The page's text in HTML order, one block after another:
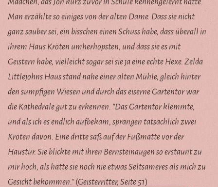
Man erzählte so einiges von der alten Dame. Dass sie nicht
ganz sauber sei, ein bisschen einen Schuss habe, dass überall in
ihrem Haus Kröten umherhopsten, und dass sie es mit
Geistern habe, vielleicht sogar sei sie ja eine echte Hexe. Zelda
Littlejohns Haus stand nahe einer alten Mühle, gleich hinter
den sumpfigen Wiesen und durch das eiserne Gartentor war
die Kathedrale gut zu erkennen. "Das Gartentor klemmte,
und als ich es endlich aufbekam, sprangen tatsächlich zwei
Kröten davon. Eine dritte saß auf der Fußmatte vor der
Haustür. Sie blickte mit ihren Bernsteinaugen so erstaunt zu
mir hoch, als hätte sie noch nie etwas Seltsameres als mich zu
Gesicht bekommen."(Geisterritter, Seite 51)